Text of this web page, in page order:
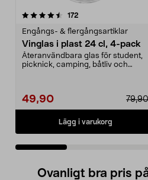
172
Engångs- & flergångsartiklar
Vinglas i plast 24 cl, 4-pack
Återanvändbara glas för student,
picknick, camping, båtliv och
49,90 79,90
Lägg i varukorg
4.5 av 5 stjärnor
Ovanligt bra pris